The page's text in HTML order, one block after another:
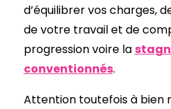
d’équilibrer vos charges,
de votre travail et de
progression voire la
conventionnés.
Attention toutefois à bien